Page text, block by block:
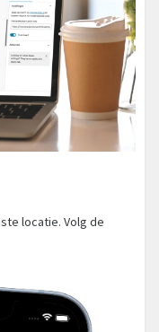
locatie. Volg de